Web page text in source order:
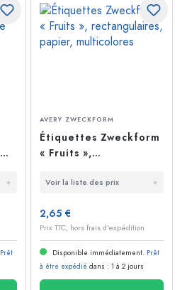
Prêt
AVERY ZWECKFORM
Étiquettes Zweckform
« Fruits »,
papier, multicolores
Voir la liste des prix
2,65 €
Prix TTC, hors frais d'expédition
Disponible immédiatement. Prêt
à être expédié dans : 1 à 2 jours